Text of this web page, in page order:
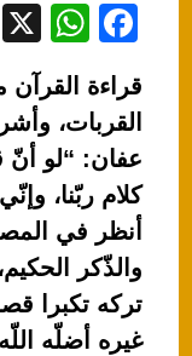
F
c
e
b
o
o
k
W
h
at
s
A
p
p
قراءة
القربات،
عفان: “لو أنّ
كلام ربّنا،
أنظر في
والذّكر
تركه تكبرا
غيره أضلّه